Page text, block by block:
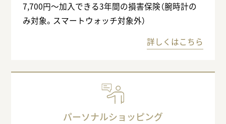
7,700円〜加入できる3年間の損害保険（腕時計の
み対象。スマートウォッチ対象外）
詳しくはこちら
パーソナルショッピング